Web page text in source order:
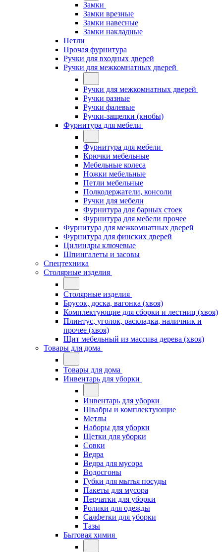
Замки
Замки врезные
Замки навесные
Замки накладные
Петли
Прочая фурнитура
Ручки для входных дверей
Ручки для межкомнатных дверей
Ручки для межкомнатных дверей
Ручки разные
Ручки фалевые
Ручки-защелки (кнобы)
Фурнитура для мебели
Фурнитура для мебели
Крючки мебельные
Мебельные колеса
Ножки мебельные
Петли мебельные
Полкодержатели, консоли
Ручки для мебели
Фурнитура для барных стоек
Фурнитура для мебели прочее
Фурнитура для межкомнатных дверей
Фурнитура для финских дверей
Цилиндры ключевые
Шпингалеты и засовы
Спецтехника
Столярные изделия
Столярные изделия
Брусок, доска, вагонка (хвоя)
Комплектующие для сборки и лестниц (хвоя)
Плинтус, уголок, раскладка, наличник и
прочее (хвоя)
Щит мебельный из массива дерева (хвоя)
Товары для дома
Товары для дома
Инвентарь для уборки
Инвентарь для уборки
Швабры и комплектующие
Метлы
Наборы для уборки
Щетки для уборки
Совки
Ведра
Ведра для мусора
Водосгоны
Губки для мытья посуды
Пакеты для мусора
Перчатки для уборки
Ролики для одежды
Салфетки для уборки
Тазы
Бытовая химия